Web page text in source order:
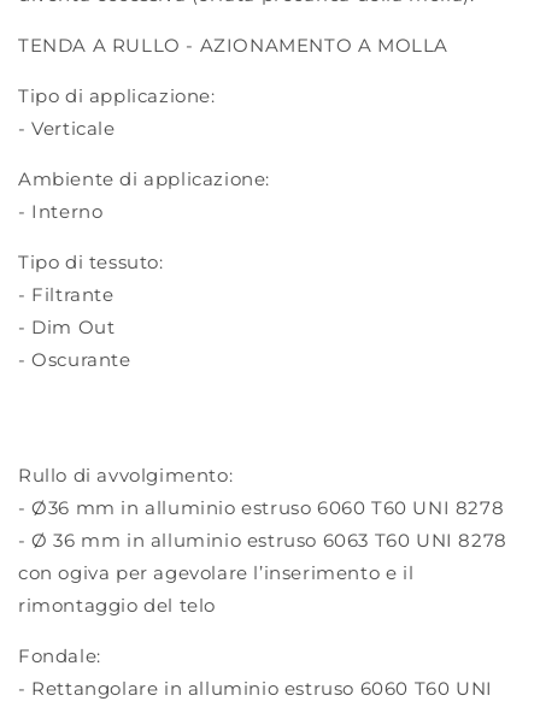
TENDA A RULLO - AZIONAMENTO A MOLLA
Tipo di applicazione:
- Verticale
Ambiente di applicazione:
- Interno
Tipo di tessuto:
- Filtrante
- Dim Out
- Oscurante
Rullo di avvolgimento:
- Ø36 mm in alluminio estruso 6060 T60 UNI 8278
- Ø 36 mm in alluminio estruso 6063 T60 UNI 8278
con ogiva per agevolare l’inserimento e il
rimontaggio del telo
Fondale:
- Rettangolare in alluminio estruso 6060 T60 UNI